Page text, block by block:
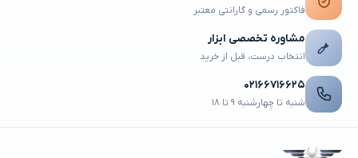
فاکتور رسمی و گارانتی معتبر
مشاوره تخصصی ابزار
انتخاب درست، قبل از خرید
۰۲۱۶۶۷۱۶۶۲۵
شنبه تا چهارشنبه ۹ تا ۱۸